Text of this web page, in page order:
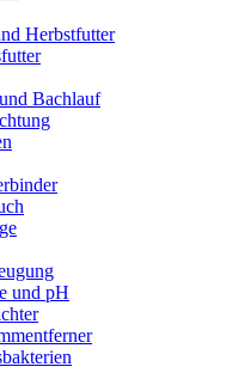
Herbstfutter
Bachlauf
und pH